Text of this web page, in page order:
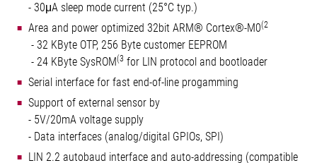
- 30μA sleep mode current (25°C typ.)
Area and power optimized 32bit ARM® Cortex®-M0(2
- 32 KByte OTP, 256 Byte customer EEPROM
- 24 KByte SysROM(3 for LIN protocol and bootloader
Serial interface for fast end-of-line progamming
Support of external sensor by
- 5V/20mA voltage supply
- Data interfaces (analog/digital GPIOs, SPI)
LIN 2.2 autobaud interface and auto-addressing (compatible